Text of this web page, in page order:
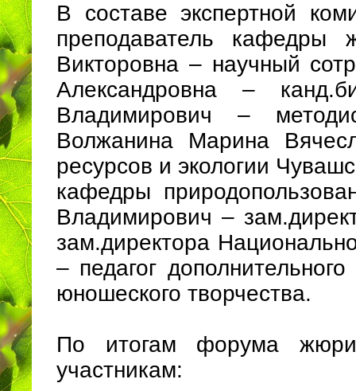
В составе экспертной
преподаватель
Викторовна – научный
Александровна –
Владимирович –
Волжанина Марина
ресурсов и экологии
кафедры
Владимирович –
зам.директора
– педагог
юношеского творчества.
По итогам форума жюри
участникам: